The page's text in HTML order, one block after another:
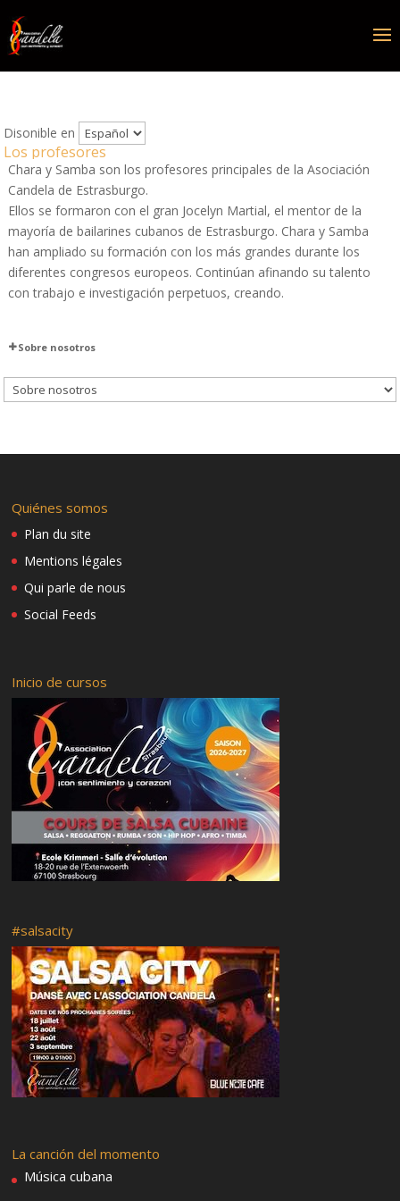
Disonible en
Los profesores
Chara y Samba son los profesores principales de la Asociación
Candela de Estrasburgo.
Ellos se formaron con el gran Jocelyn Martial, el mentor de la
mayoría de bailarines cubanos de Estrasburgo. Chara y Samba
han ampliado su formación con los más grandes durante los
diferentes congresos europeos. Continúan afinando su talento
con trabajo e investigación perpetuos, creando.
Sobre nosotros
Quiénes somos
Plan du site
Mentions légales
Qui parle de nous
Social Feeds
Inicio de cursos
#salsacity
La canción del momento
Música cubana